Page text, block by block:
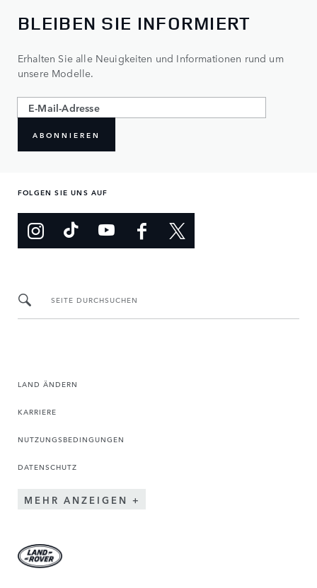
BLEIBEN SIE INFORMIERT
Erhalten Sie alle Neuigkeiten und Informationen rund um
unsere Modelle.
ABONNIEREN
FOLGEN SIE UNS AUF
SEITE DURCHSUCHEN
LAND ÄNDERN
KARRIERE
NUTZUNGSBEDINGUNGEN
DATENSCHUTZ
MEHR ANZEIGEN